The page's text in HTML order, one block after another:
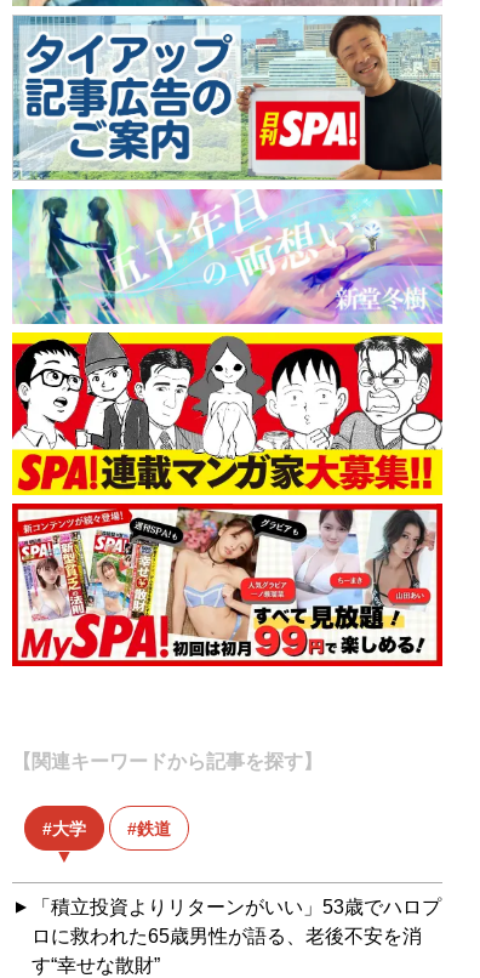
【関連キーワードから記事を探す】
大学 鉄道
「積立投資よりリターンがいい」53歳でハロプ
ロに救われた65歳男性が語る、老後不安を消
す“幸せな散財”